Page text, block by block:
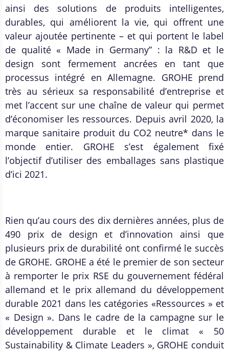
ainsi des solutions de produits intelligentes,
durables, qui améliorent la vie, qui offrent une
valeur ajoutée pertinente – et qui portent le label
de qualité « Made in Germany” : la R&D et le
design sont fermement ancrées en tant que
processus intégré en Allemagne. GROHE prend
très au sérieux sa responsabilité d’entreprise et
met l’accent sur une chaîne de valeur qui permet
d’économiser les ressources. Depuis avril 2020, la
marque sanitaire produit du CO2 neutre* dans le
monde entier. GROHE s’est également fixé
l’objectif d’utiliser des emballages sans plastique
d’ici 2021.
Rien qu’au cours des dix dernières années, plus de
490 prix de design et d’innovation ainsi que
plusieurs prix de durabilité ont confirmé le succès
de GROHE. GROHE a été le premier de son secteur
à remporter le prix RSE du gouvernement fédéral
allemand et le prix allemand du développement
durable 2021 dans les catégories «Ressources » et
« Design ». Dans le cadre de la campagne sur le
développement durable et le climat « 50
Sustainability & Climate Leaders », GROHE conduit